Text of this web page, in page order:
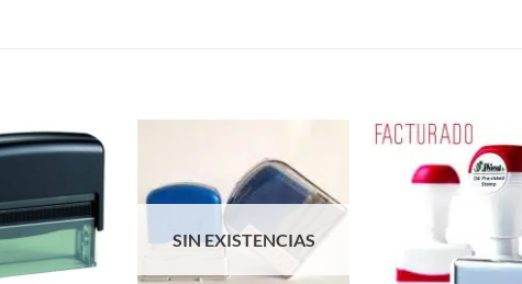
Favoritos
Añadir a
Favoritos
SIN EXISTENCIAS